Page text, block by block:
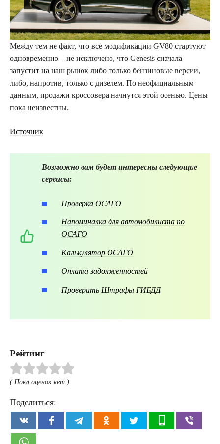
Между тем не факт, что все модификации GV80 стартуют
одновременно – не исключено, что Genesis сначала
запустит на наш рынок либо только бензиновые версии,
либо, напротив, только с дизелем. По неофициальным
данным, продажи кроссовера начнутся этой осенью. Цены
пока неизвестны.
Источник
Возможно вам будет интересны следующие
сервисы:
Проверка ОСАГО
Напоминалка для автомобилиста по
ОСАГО
Калькулятор ОСАГО
Оплата задолженностей
Проверить Штрафы ГИБДД
Рейтинг
( Пока оценок нет )
Поделиться: